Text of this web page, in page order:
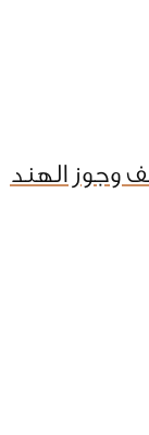
وجوز الهند